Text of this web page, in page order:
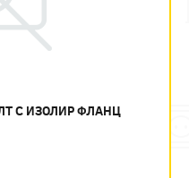
С ИЗОЛИР ФЛАНЦ